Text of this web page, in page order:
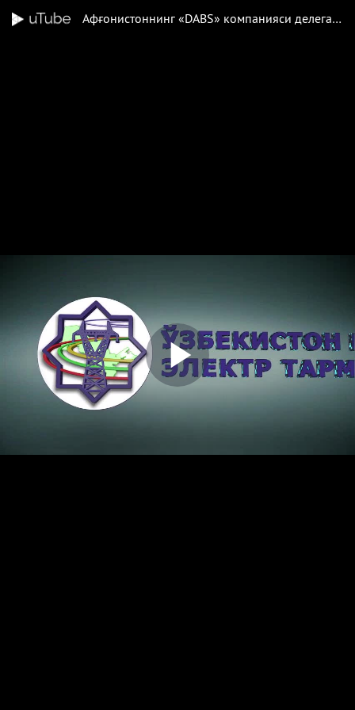
Афғонистоннинг «DABS» компанияси делегацияси иштирокида «500 кВли Сурхон–Пули-Хумри» инвестиция лойиҳаси масалалари муҳокама қилинди
Play
Video